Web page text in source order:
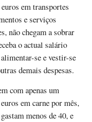
em transportes
e serviços
não chegam a sobrar
o actual salário
se e vestir-se
demais despesas.
com apenas um
em carne por mês,
menos de 40, e